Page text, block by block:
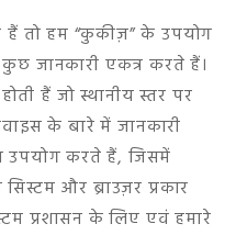
तो हम “कुकीज़” के उपयोग
जानकारी एकत्र करते हैं।
हैं जो स्थानीय स्तर पर
के बारे में जानकारी
करते हैं, जिसमें
और ब्राउज़र प्रकार
प्रशासन के लिए एवं हमारे